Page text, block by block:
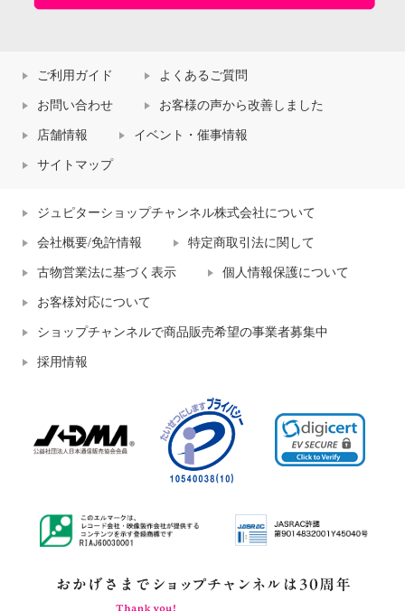
ご利用ガイド よくあるご質問
お問い合わせ お客様の声から改善しました
店舗情報 イベント・催事情報
サイトマップ
ジュピターショップチャンネル株式会社について
会社概要/免許情報 特定商取引法に関して
古物営業法に基づく表示 個人情報保護について
お客様対応について
ショップチャンネルで商品販売希望の事業者募集中
採用情報